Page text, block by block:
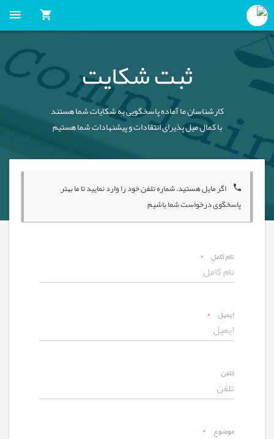
ثبت شکایت
کارشناسان ما آماده پاسخگویی به شکایات شما هستند
با کمال میل پذیرای انتقادات و پیشنهادات شما هستیم
اگر مایل هستید، شماره تلفن خود را وارد نمایید تا ما بهتر
پاسخگوی درخواست شما باشیم
نام کامل *
ایمیل *
تلفن
موضوع *